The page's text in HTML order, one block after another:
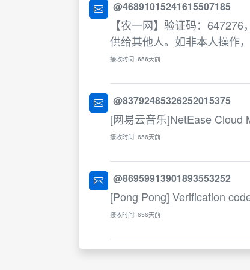
@46891015241615507185
【农一网】验证码：
供给其他人。如非本人操作
接收时间: 656天前
@83792485326252015375
[网易云音乐]NetEase Cloud
接收时间: 656天前
@86959913901893553252
[Pong Pong] Verification
接收时间: 656天前